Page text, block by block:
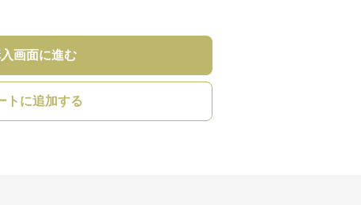
画面に進む
トに追加する